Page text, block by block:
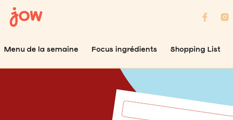
Menu de la semaine Focus ingrédients Shopping List